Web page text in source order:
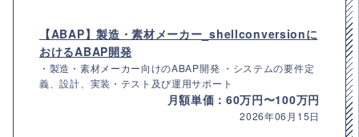
【ABAP】製造・素材メーカー_shellconversionに
おけるABAP開発
・製造・素材メーカー向けのABAP開発 ・システムの要件定
義、設計、実装・テスト及び運用サポート
月額単価：60万円〜100万円
2026年06月15日